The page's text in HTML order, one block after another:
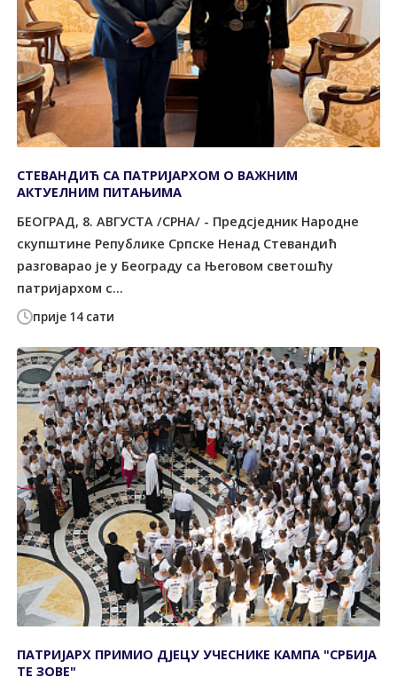
прије 14 сати
СТЕВАНДИЋ СА ПАТРИЈАРХОМ О ВАЖНИМ
АКТУЕЛНИМ ПИТАЊИМА
БЕОГРАД, 8. АВГУСТА /СРНА/ - Предсједник Народне
скупштине Републике Српске Ненад Стевандић
разговарао је у Београду са Његовом светошћу
патријархом с...
ПАТРИЈАРХ ПРИМИО ДЈЕЦУ УЧЕСНИКЕ КАМПА "СРБИЈА
ТЕ ЗОВЕ"